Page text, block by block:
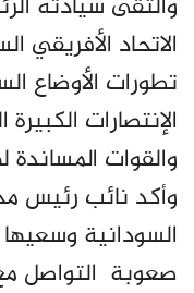
الاتحاد
تطورات الأوضاع
الإنتصارات
والقوات المساندة
وأكد نائب رئيس
السودانية
صعوبة التواصل مع